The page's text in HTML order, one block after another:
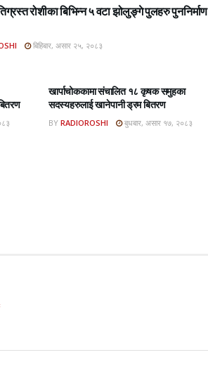
रोशीका बिभिन्न ५ वटा झोलुङ्गे पुलहरु पुननिर्माण
बिहिबार, असार २५, २०८३
खार्पाचोककामा संचालित १८ कृषक समुहका
सदस्यहरुलाई खानेपानी ड्रम बितरण
BY RADIOROSHI बुधबार, असार १७, २०८३